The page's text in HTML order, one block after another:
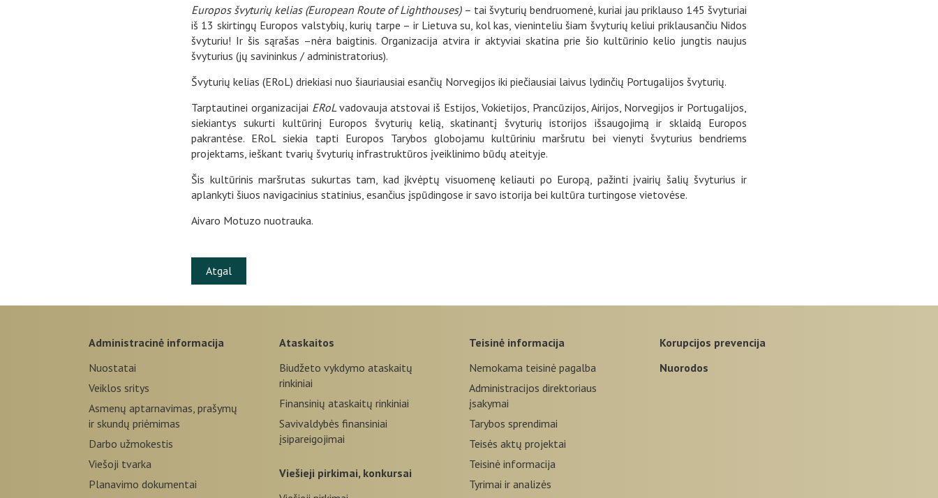
Europos švyturių kelias (European Route of Lighthouses) – tai švyturių bendruomenė, kuriai jau priklauso 145 švyturiai
iš 13 skirtingų Europos valstybių, kurių tarpe – ir Lietuva su, kol kas, vieninteliu šiam švyturių keliui priklausančiu Nidos
švyturiu! Ir šis sąrašas –nėra baigtinis. Organizacija atvira ir aktyviai skatina prie šio kultūrinio kelio jungtis naujus
švyturius (jų savininkus / administratorius).
Švyturių kelias (ERoL) driekiasi nuo šiauriausiai esančių Norvegijos iki piečiausiai laivus lydinčių Portugalijos švyturių.
Tarptautinei organizacijai ERoL vadovauja atstovai iš Estijos, Vokietijos, Prancūzijos, Airijos, Norvegijos ir Portugalijos,
siekiantys sukurti kultūrinį Europos švyturių kelią, skatinantį švyturių istorijos išsaugojimą ir sklaidą Europos
pakrantėse. ERoL siekia tapti Europos Tarybos globojamu kultūriniu maršrutu bei vienyti švyturius bendriems
projektams, ieškant tvarių švyturių infrastruktūros įveiklinimo būdų ateityje.
Šis kultūrinis maršrutas sukurtas tam, kad įkvėptų visuomenę keliauti po Europą, pažinti įvairių šalių švyturius ir
aplankyti šiuos navigacinius statinius, esančius įspūdingose ir savo istorija bei kultūra turtingose vietovėse.
Aivaro Motuzo nuotrauka.
Atgal
administracinė informacija
Nuostatai
Veiklos sritys
Asmenų aptarnavimas, prašymų
ir skundų priėmimas
Darbo užmokestis
Viešoji tvarka
Planavimo dokumentai
ataskaitos
Biudžeto vykdymo ataskaitų
rinkiniai
Finansinių ataskaitų rinkiniai
Savivaldybės finansiniai
įsipareigojimai
viešieji pirkimai, konkursai
teisinė informacija
Nemokama teisinė pagalba
Administracijos direktoriaus
įsakymai
Tarybos sprendimai
Teisės aktų projektai
Teisinė informacija
Tyrimai ir analizės
korupcijos prevencija
nuorodos